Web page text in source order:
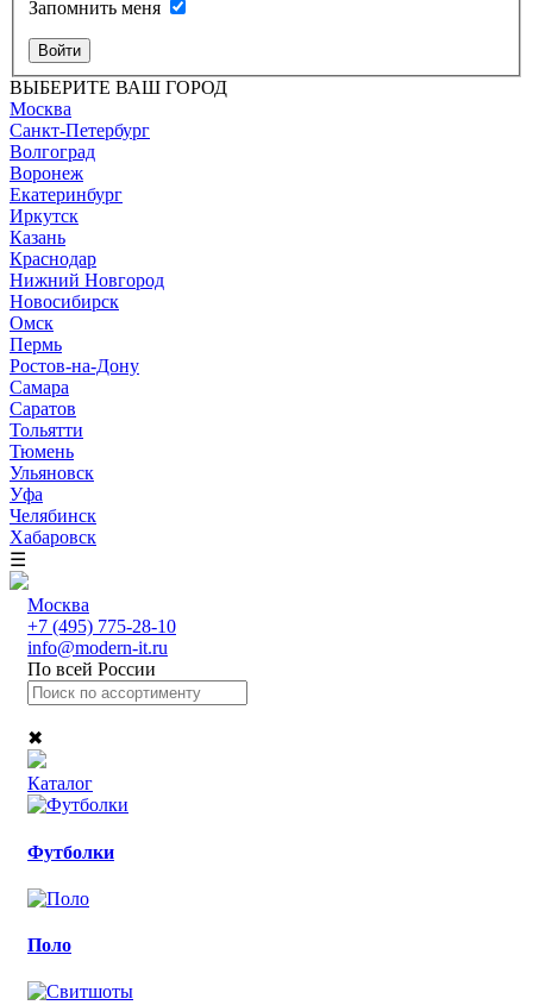
Запомнить меня
Войти
ВЫБЕРИТЕ ВАШ ГОРОД
Москва
Санкт-Петербург
Волгоград
Воронеж
Екатеринбург
Иркутск
Казань
Краснодар
Нижний Новгород
Новосибирск
Омск
Пермь
Ростов-на-Дону
Самара
Саратов
Тольятти
Тюмень
Ульяновск
Уфа
Челябинск
Хабаровск
☰
Москва
+7 (495) 775-28-10
info@modern-it.ru
По всей России
✖
Каталог
Футболки
Поло